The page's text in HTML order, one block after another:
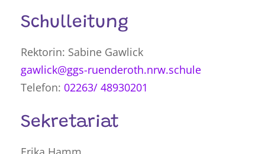
Schulleitung
Rektorin: Sabine Gawlick
gawlick@ggs-ruenderoth.nrw.schule
Telefon: 02263/ 48930201
Sekretariat